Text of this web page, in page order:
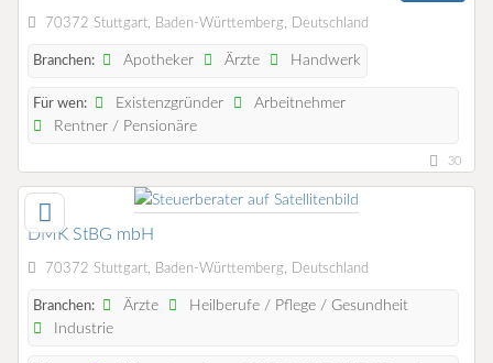
70372 Stuttgart, Baden-Württemberg, Deutschland
Branchen: Apotheker Ärzte Handwerk
Für wen: Existenzgründer
Arbeitnehmer
Rentner / Pensionäre
30
DMK StBG mbH
70372 Stuttgart, Baden-Württemberg, Deutschland
Branchen: Ärzte
Heilberufe / Pflege / Gesundheit
Industrie